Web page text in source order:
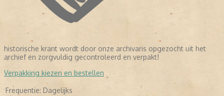
historische krant wordt door onze archivaris opgezocht uit het
archief en zorgvuldig gecontroleerd en verpakt!
LEES VERDER
Verpakking kiezen en bestellen
Frequentie: Dagelijks